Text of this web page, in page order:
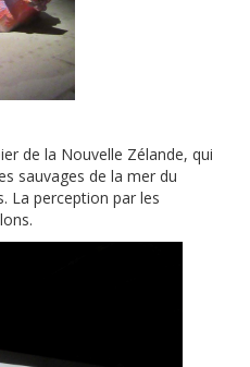
de la Nouvelle Zélande, qui
sauvages de la mer du
La perception par les